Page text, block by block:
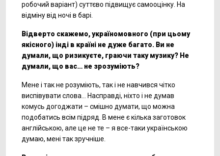
робочий варіант) суттєво підвищує самооцінку. На
відміну від ночі в барі.
Відверто скажемо, україномовного (при цьому
якісного) інді в країні не дуже багато. Ви не
думали, що ризикуєте, граючи таку музику? Не
думали, що вас… не зрозуміють?
Мене і так не розуміють, так і не навчився чітко
виспівувати слова… Насправді, ніхто і не думав
комусь догоджати – смішно думати, що можна
подобатись всім підряд. В мене є кілька заготовок
англійською, але це не те – я все-таки українською
думаю, мені так зручніше.